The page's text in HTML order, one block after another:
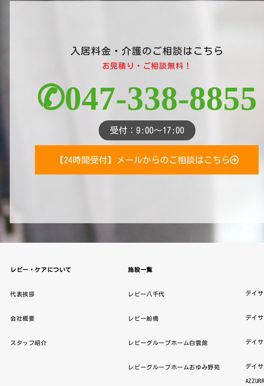
入居料金・介護のご相談はこちら
お見積り・ご相談無料！
✆047-338-8855
受付：9:00～17:00
【24時間受付】メールからのご相談はこちら
レビー・ケアについて
代表挨拶
会社概要
スタッフ紹介
施設一覧
レビー八千代
レビー船橋
レビーグループホーム白雲館
レビーグループホームおゆみ野苑
デイ
デイ
デイ
デイ